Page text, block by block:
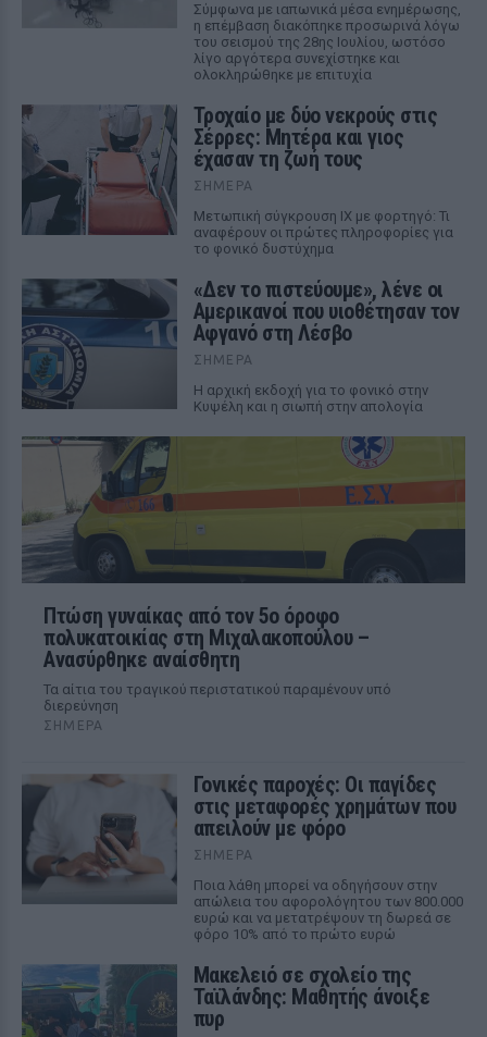
Σύμφωνα με ιαπωνικά μέσα ενημέρωσης,
η επέμβαση διακόπηκε προσωρινά λόγω
του σεισμού της 28ης Ιουλίου, ωστόσο
λίγο αργότερα συνεχίστηκε και
ολοκληρώθηκε με επιτυχία
Τροχαίο με δύο νεκρούς στις
Σέρρες: Μητέρα και γιος
έχασαν τη ζωή τους
ΣΉΜΕΡΑ
Μετωπική σύγκρουση ΙΧ με φορτηγό: Τι
αναφέρουν οι πρώτες πληροφορίες για
το φονικό δυστύχημα
«Δεν το πιστεύουμε», λένε οι
Αμερικανοί που υιοθέτησαν τον
Αφγανό στη Λέσβο
ΣΉΜΕΡΑ
Η αρχική εκδοχή για το φονικό στην
Κυψέλη και η σιωπή στην απολογία
Πτώση γυναίκας από τον 5ο όροφο
πολυκατοικίας στη Μιχαλακοπούλου –
Ανασύρθηκε αναίσθητη
Τα αίτια του τραγικού περιστατικού παραμένουν υπό
διερεύνηση
ΣΉΜΕΡΑ
Γονικές παροχές: Οι παγίδες
στις μεταφορές χρημάτων που
απειλούν με φόρο
ΣΉΜΕΡΑ
Ποια λάθη μπορεί να οδηγήσουν στην
απώλεια του αφορολόγητου των 800.000
ευρώ και να μετατρέψουν τη δωρεά σε
φόρο 10% από το πρώτο ευρώ
Μακελειό σε σχολείο της
Ταϊλάνδης: Μαθητής άνοιξε
πυρ